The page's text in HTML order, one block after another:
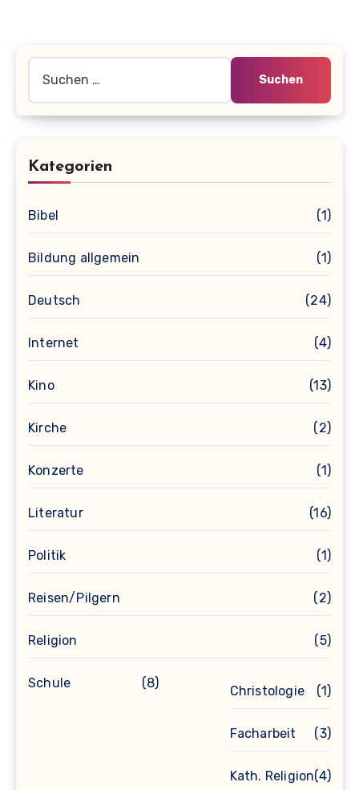
nach:
Kategorien
Bibel (1)
Bildung allgemein (1)
Deutsch (24)
Internet (4)
Kino (13)
Kirche (2)
Konzerte (1)
Literatur (16)
Politik (1)
Reisen/Pilgern (2)
Religion (5)
Schule (8)
Christologie (1)
Facharbeit (3)
Kath. Religion(4)